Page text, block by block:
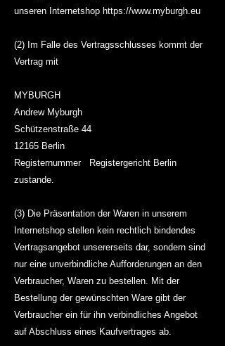
unseren Internetshop https://www.myburgh.eu
(2) Im Falle des Vertragsschlusses kommt der
Vertrag mit
MYBURGH
Andrew Myburgh
Schützenstraße 44
12165 Berlin
Registernummer Registergericht Berlin
zustande.
(3) Die Präsentation der Waren in unserem
Internetshop stellen kein rechtlich bindendes
Vertragsangebot unsererseits dar, sondern sind
nur eine unverbindliche Aufforderungen an den
Verbraucher, Waren zu bestellen. Mit der
Bestellung der gewünschten Ware gibt der
Verbraucher ein für ihn verbindliches Angebot
auf Abschluss eines Kaufvertrages ab.